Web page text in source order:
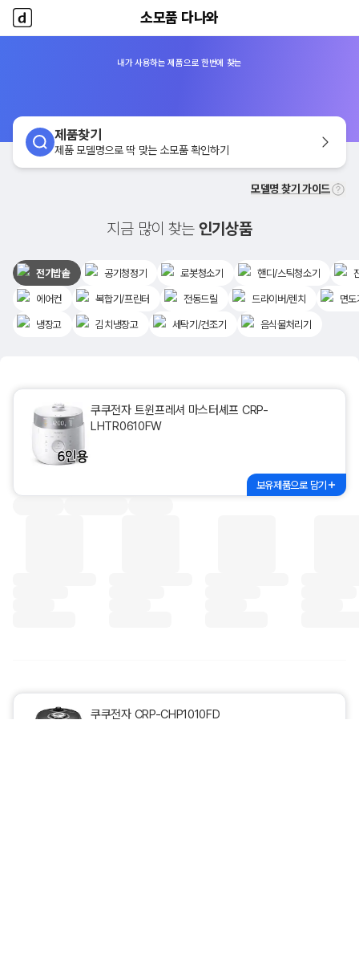
소모품 다나와
홈
소모품 다나와
내가 사용하는 제품으로 한번에 찾는
제품찾기
제품 모델명으로 딱 맞는 소모품 확인하기
모델명 찾기 가이드
지금 많이 찾는 인기상품
전기밥솥 공기청정기 로봇청소기 핸디/스틱청소기
에어컨 복합기/프린터 전동드릴 드라이버/렌치 면도
냉장고 김치냉장고 세탁기/건조기 음식물처리기
쿠쿠전자 트윈프레셔 마스터셰프 CRP-
LHTR0610FW
보유제품으로 담기
쿠쿠전자 CRP-CHP1010FD